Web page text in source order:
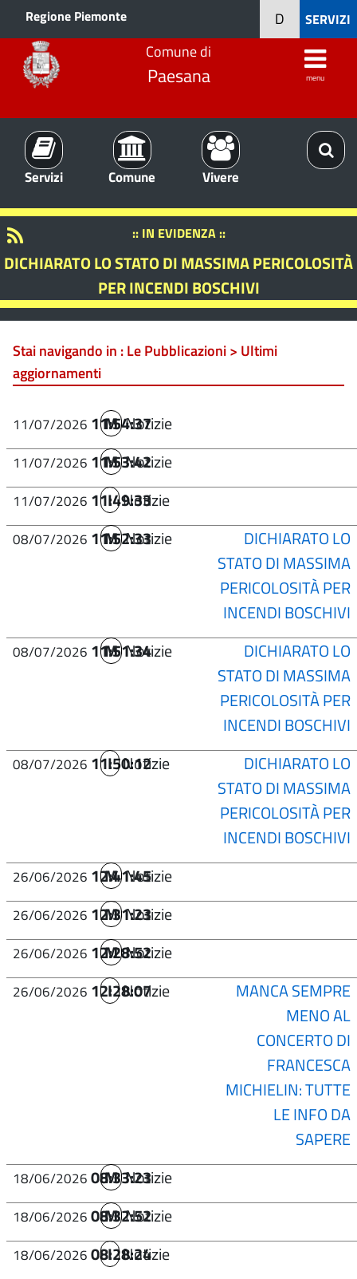
Regione Piemonte SERVIZI
D
Comune di
Paesana menu
Servizi Comune Vivere
:: IN EVIDENZA ::
DICHIARATO LO STATO DI MASSIMA PERICOLOSITÀ
PER INCENDI BOSCHIVI
Stai navigando in :Le Pubblicazioni > Ultimi
aggiornamenti
11/07/2026 11:54:37
MNotizie
11/07/2026 11:53:42
MNotizie
11/07/2026 11:49:33
INotizie
08/07/2026 11:52:33
MNotizie
DICHIARATO LO
STATO DI MASSIMA
PERICOLOSITÀ PER
INCENDI BOSCHIVI
08/07/2026 11:51:34
MNotizie
DICHIARATO LO
STATO DI MASSIMA
PERICOLOSITÀ PER
INCENDI BOSCHIVI
08/07/2026 11:50:12
INotizie
DICHIARATO LO
STATO DI MASSIMA
PERICOLOSITÀ PER
INCENDI BOSCHIVI
26/06/2026 12:41:45
MNotizie
26/06/2026 12:31:23
MNotizie
26/06/2026 12:28:52
MNotizie
26/06/2026 12:28:07
INotizie
MANCA SEMPRE
MENO AL
CONCERTO DI
FRANCESCA
MICHIELIN: TUTTE
LE INFO DA
SAPERE
18/06/2026 08:33:23
MNotizie
18/06/2026 08:32:52
MNotizie
18/06/2026 08:28:24
INotizie